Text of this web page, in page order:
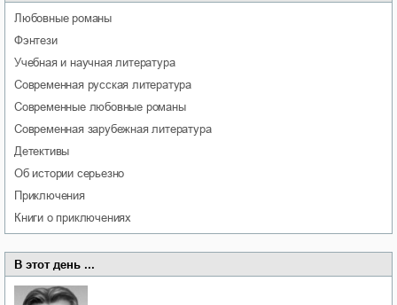
любовные романы
фэнтези
учебная и научная литература
современная русская литература
современные любовные романы
современная зарубежная литература
детективы
об истории серьезно
приключения
книги о приключениях
В этот день ...